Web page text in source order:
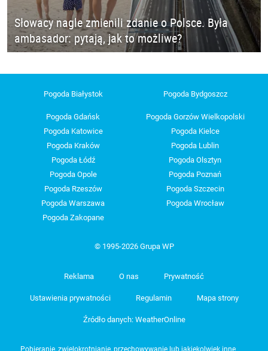
Słowacy nagle zmienili zdanie o Polsce. Była
ambasador: pytają, jak to możliwe?
Pogoda Białystok Pogoda Bydgoszcz
Pogoda Gdańsk
Pogoda Gorzów Wielkopolski
Pogoda Katowice
Pogoda Kielce
Pogoda Kraków
Pogoda Lublin
Pogoda Łódź
Pogoda Olsztyn
Pogoda Opole
Pogoda Poznań
Pogoda Rzeszów
Pogoda Szczecin
Pogoda Warszawa
Pogoda Wrocław
Pogoda Zakopane
© 1995-2026 Grupa WP
Reklama O nas Prywatność
Ustawienia prywatności Regulamin Mapa strony
Źródło danych: WeatherOnline
Pobieranie, zwielokrotnianie, przechowywanie lub jakiekolwiek inne